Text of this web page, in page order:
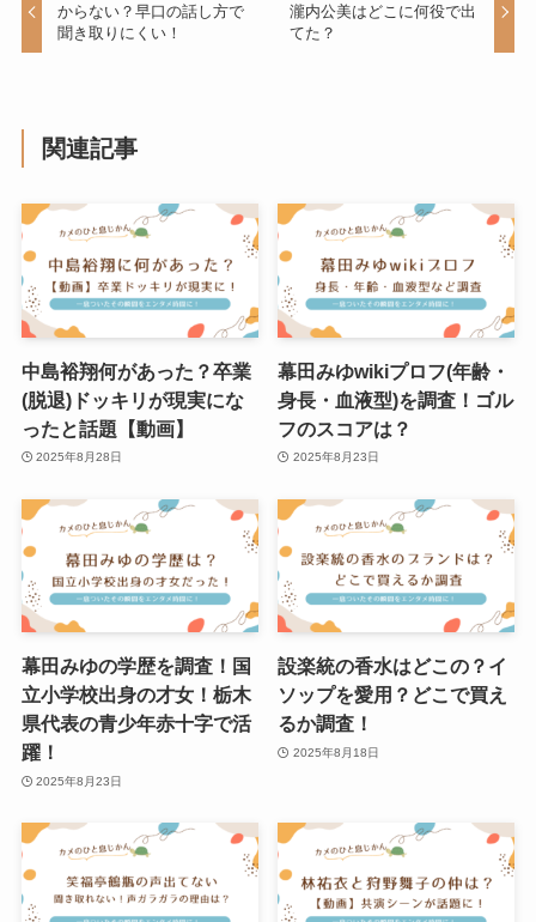
からない？早口の話し方で
聞き取りにくい！
瀧内公美はどこに何役で出
てた？
関連記事
中島裕翔何があった？卒業
(脱退)ドッキリが現実にな
ったと話題【動画】
2025年8月28日
幕田みゆwikiプロフ(年齢・
身長・血液型)を調査！ゴル
フのスコアは？
2025年8月23日
幕田みゆの学歴を調査！国
立小学校出身の才女！栃木
県代表の青少年赤十字で活
躍！
2025年8月23日
設楽統の香水はどこの？イ
ソップを愛用？どこで買え
るか調査！
2025年8月18日